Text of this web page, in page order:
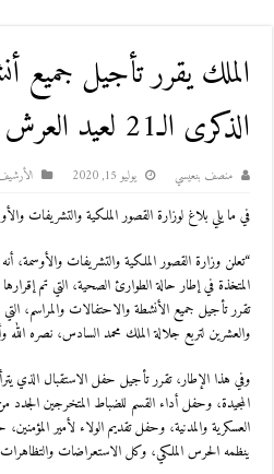
الملك يقرر تأجيل جميع
الذكرى الـ21 لعيد العرش
منصف بنعيسي يوليو 15, 2020
في ما يلي بلاغ لوزارة القصور الملكية والتشريفات
“تعلن وزارة القصور الملكية والتشريفات والأوسمة، أنه
تقرر تأجيل جميع الأنشطة والاحتفالات والمراسم، التي
والعشرين لتربع جلالة الملك محمد السادس، نصره الله
وفي هذا الإطار، تقرر تأجيل حفل الاستقبال الذي
المجيدة، وحفل أداء القسم للضباط المتخرجين الجدد
العسكرية والمدنية، وحفل تقديم الولاء لأمير
ينظمه الحرس الملكي، وكل الاستعراضات